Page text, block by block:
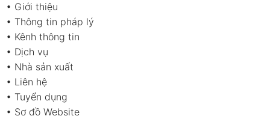
• Giới thiệu
• Thông tin pháp lý
• Kênh thông tin
• Dịch vụ
• Nhà sản xuất
• Liên hệ
• Tuyển dụng
• Sơ đồ Website